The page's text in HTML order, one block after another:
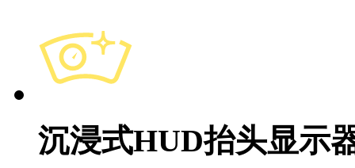
沉浸式HUD抬头显示